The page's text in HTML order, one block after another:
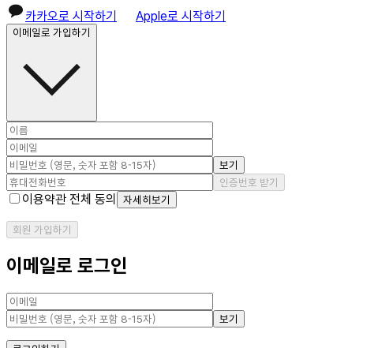
카카오로 시작하기 Apple로 시작하기
이메일로 가입하기
보기
인증번호 받기
이용약관 전체 동의 자세히보기
회원 가입하기
이메일로 로그인
보기